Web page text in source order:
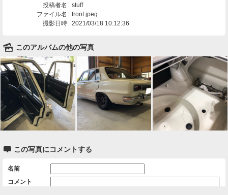
投稿者名: stuff
ファイル名: front.jpeg
撮影日時: 2021/03/18 10:12:36
🌄 このアルバムの他の写真
 この写真にコメントする
名前
コメント